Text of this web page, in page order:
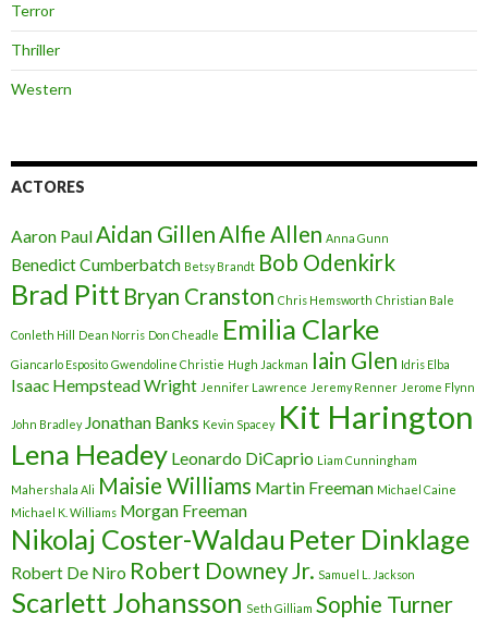
Terror
Thriller
Western
ACTORES
Aaron PaulAidan GillenAlfie Allen Anna Gunn
Benedict Cumberbatch Betsy Brandt Bob Odenkirk
Brad Pitt Bryan Cranston Chris Hemsworth Christian Bale
Conleth Hill Dean Norris Don Cheadle Emilia Clarke
Giancarlo Esposito Gwendoline Christie Hugh Jackman Iain Glen Idris Elba
Isaac Hempstead Wright Jennifer Lawrence Jeremy Renner Jerome Flynn
John Bradley Jonathan Banks Kevin Spacey Kit Harington
Lena Headey Leonardo DiCaprio Liam Cunningham
Mahershala Ali Maisie Williams Martin Freeman Michael Caine
Michael K. Williams Morgan Freeman
Nikolaj Coster-Waldau Peter Dinklage
Robert De Niro Robert Downey Jr. Samuel L. Jackson
Scarlett Johansson Seth Gilliam Sophie Turner